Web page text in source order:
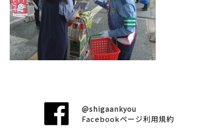
@shigaankyou
Facebookページ利用規約